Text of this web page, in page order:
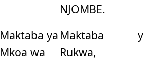
NJOMBE.
Maktaba ya
Mkoa wa
Maktaba
Rukwa,